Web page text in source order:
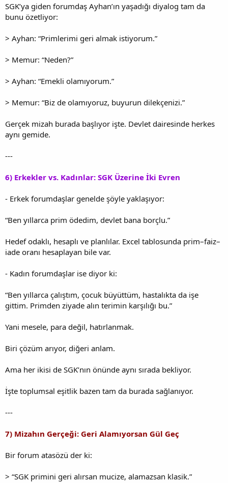
SGK’ya giden forumdaş Ayhan’ın yaşadığı diyalog tam da
bunu özetliyor:
> Ayhan: “Primlerimi geri almak istiyorum.”
> Memur: “Neden?”
> Ayhan: “Emekli olamıyorum.”
> Memur: “Biz de olamıyoruz, buyurun dilekçenizi.”
Gerçek mizah burada başlıyor işte. Devlet dairesinde herkes
aynı gemide.
---
6) Erkekler vs. Kadınlar: SGK Üzerine İki Evren
- Erkek forumdaşlar genelde şöyle yaklaşıyor:
“Ben yıllarca prim ödedim, devlet bana borçlu.”
Hedef odaklı, hesaplı ve planlılar. Excel tablosunda prim–faiz–
iade oranı hesaplayan bile var.
- Kadın forumdaşlar ise diyor ki:
“Ben yıllarca çalıştım, çocuk büyüttüm, hastalıkta da işe
gittim. Primden ziyade alın terimin karşılığı bu.”
Yani mesele, para değil, hatırlanmak.
Biri çözüm arıyor, diğeri anlam.
Ama her ikisi de SGK’nın önünde aynı sırada bekliyor.
İşte toplumsal eşitlik bazen tam da burada sağlanıyor.
---
7) Mizahın Gerçeği: Geri Alamıyorsan Gül Geç
Bir forum atasözü der ki:
> “SGK primini geri alırsan mucize, alamazsan klasik.”